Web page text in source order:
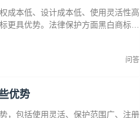
成本低、设计成本低、使用灵活性高
更具优势。法律保护方面黑白商标更
问答
优势
，包括使用灵活、保护范围广、注册